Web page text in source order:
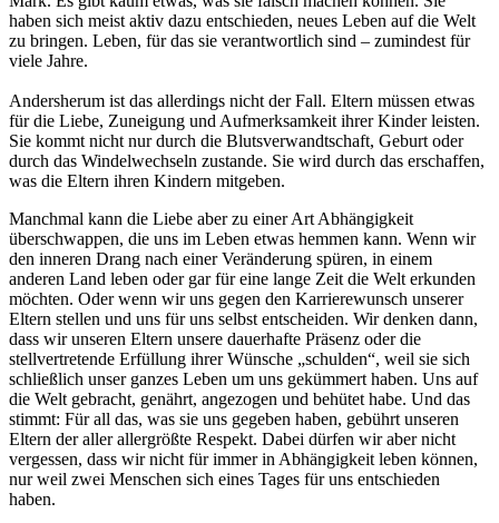
haben sich meist aktiv dazu entschieden, neues Leben auf die Welt
zu bringen. Leben, für das sie verantwortlich sind – zumindest für
viele Jahre.
Andersherum ist das allerdings nicht der Fall. Eltern müssen etwas
für die Liebe, Zuneigung und Aufmerksamkeit ihrer Kinder leisten.
Sie kommt nicht nur durch die Blutsverwandtschaft, Geburt oder
durch das Windelwechseln zustande. Sie wird durch das erschaffen,
was die Eltern ihren Kindern mitgeben.
Manchmal kann die Liebe aber zu einer Art Abhängigkeit
überschwappen, die uns im Leben etwas hemmen kann. Wenn wir
den inneren Drang nach einer Veränderung spüren, in einem
anderen Land leben oder gar für eine lange Zeit die Welt erkunden
möchten. Oder wenn wir uns gegen den Karrierewunsch unserer
Eltern stellen und uns für uns selbst entscheiden. Wir denken dann,
dass wir unseren Eltern unsere dauerhafte Präsenz oder die
stellvertretende Erfüllung ihrer Wünsche „schulden“, weil sie sich
schließlich unser ganzes Leben um uns gekümmert haben. Uns auf
die Welt gebracht, genährt, angezogen und behütet habe. Und das
stimmt: Für all das, was sie uns gegeben haben, gebührt unseren
Eltern der aller allergrößte Respekt. Dabei dürfen wir aber nicht
vergessen, dass wir nicht für immer in Abhängigkeit leben können,
nur weil zwei Menschen sich eines Tages für uns entschieden
haben.